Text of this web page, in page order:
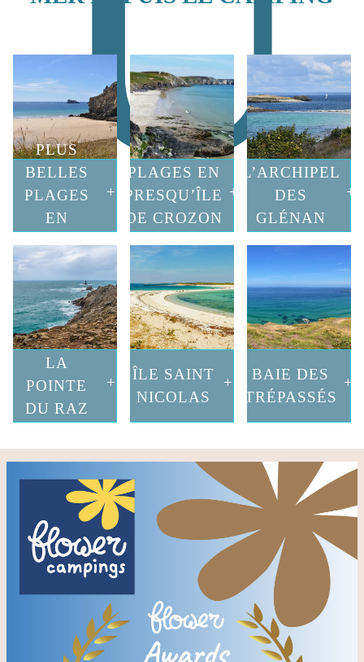
PLUS
BELLES
PLAGES
EN
PLAGES EN
PRESQU’ÎLE
DE CROZON
L’ARCHIPEL
DES
GLÉNAN
LA
POINTE
DU RAZ
ÎLE SAINT
NICOLAS
BAIE DES
TRÉPASSÉS